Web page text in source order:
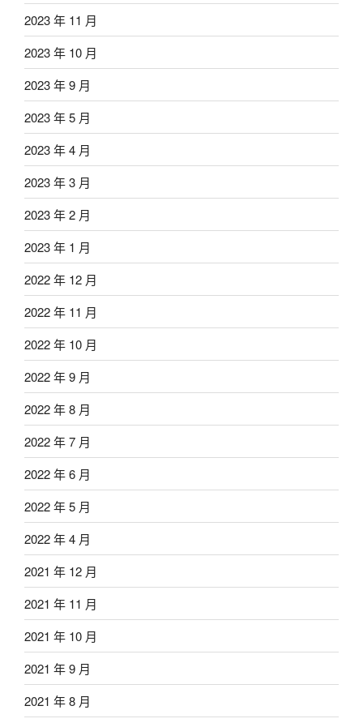
2023 年 11 月
2023 年 10 月
2023 年 9 月
2023 年 5 月
2023 年 4 月
2023 年 3 月
2023 年 2 月
2023 年 1 月
2022 年 12 月
2022 年 11 月
2022 年 10 月
2022 年 9 月
2022 年 8 月
2022 年 7 月
2022 年 6 月
2022 年 5 月
2022 年 4 月
2021 年 12 月
2021 年 11 月
2021 年 10 月
2021 年 9 月
2021 年 8 月